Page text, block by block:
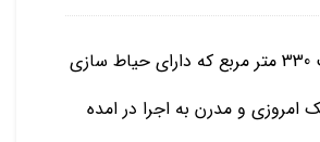
زمینی به مساحت 330 متر مربع که دارای حیاط سازی
و مدرن به اجرا در امده